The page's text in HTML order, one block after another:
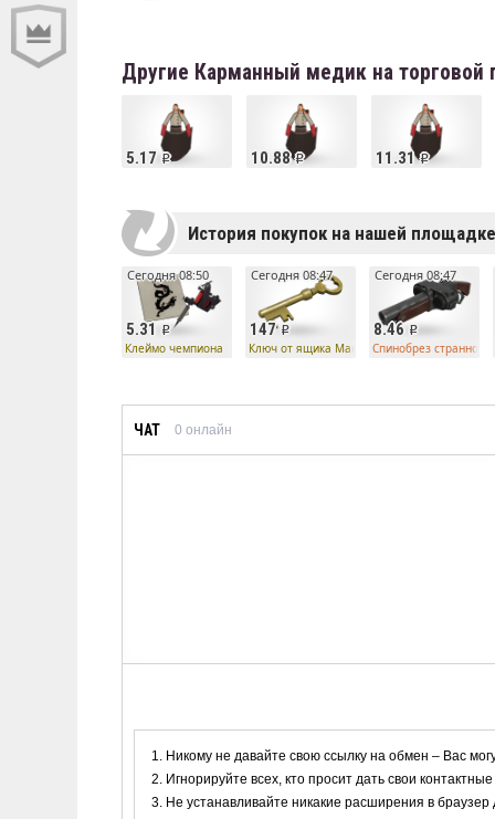
Другие Карманный медик на торговой
5.17 10.88 11.31
История покупок на нашей площадке
5.31
Сегодня 08:50
Клеймо чемпиона
147
Сегодня 08:47
Ключ от ящика Манн Ко
8.46
Сегодня 08:47
Спинобрез странного
ЧАТ 0 онлайн
Никому не давайте свою ссылку на обмен – Вас
Игнорируйте всех, кто просит дать свои
Не устанавливайте никакие расширения в